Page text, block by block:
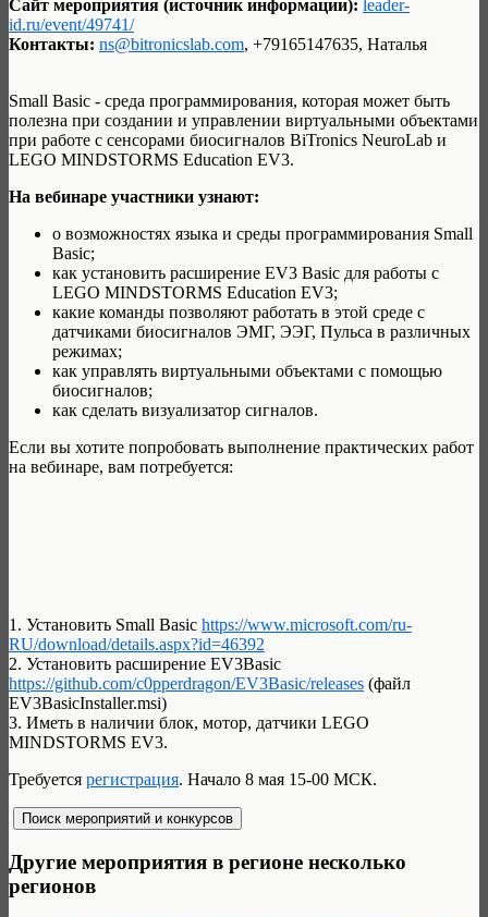
Сайт мероприятия (источник информации): leader-
id.ru/event/49741/
Контакты: ns@bitronicslab.com, +79165147635, Наталья
Small Basic - cреда программирования, которая может быть
полезна при создании и управлении виртуальными объектами
при работе с сенсорами биосигналов BiTronics NeuroLab и
LEGO MINDSTORMS Education EV3.
На вебинаре участники узнают:
о возможностях языка и среды программирования Small
Basic;
как установить расширение EV3 Basic для работы с
LEGO MINDSTORMS Education EV3;
какие команды позволяют работать в этой среде с
датчиками биосигналов ЭМГ, ЭЭГ, Пульса в различных
режимах;
как управлять виртуальными объектами с помощью
биосигналов;
как сделать визуализатор сигналов.
Если вы хотите попробовать выполнение практических работ
на вебинаре, вам потребуется:
1. Установить Small Basic https://www.microsoft.com/ru-
RU/download/details.aspx?id=46392
2. Установить расширение EV3Basic
https://github.com/c0pperdragon/EV3Basic/releases (файл
EV3BasicInstaller.msi)
3. Иметь в наличии блок, мотор, датчики LEGO
MINDSTORMS EV3.
Требуется регистрация. Начало 8 мая 15-00 МСК.
Другие мероприятия в регионе несколько
регионов